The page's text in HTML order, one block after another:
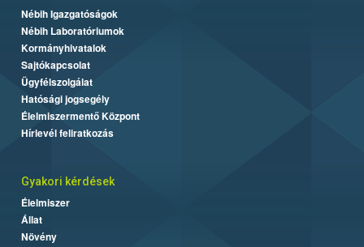
Nébih Igazgatóságok
Nébih Laboratóriumok
Kormányhivatalok
Sajtókapcsolat
Ügyfélszolgálat
Hatósági jogsegély
Élelmiszermentő Központ
Hírlevél feliratkozás
Gyakori kérdések
Élelmiszer
Állat
Növény